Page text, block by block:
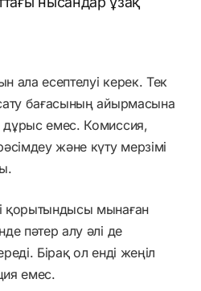
ала есептелуі керек. Тек
бағасының айырмасына
емес. Комиссия,
және күту мерзімі
қорытындысы мынаған
пәтер алу әлі де
Бірақ ол енді жеңіл
емес.